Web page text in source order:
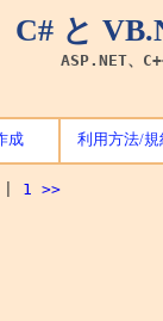
C# と
ASP.NET、
成 利用方法/規
1 >>